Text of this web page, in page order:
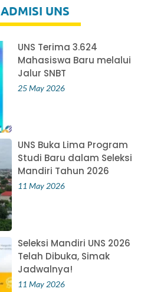
ADMISI UNS
UNS Terima 3.624
Mahasiswa Baru melalui
Jalur SNBT
25 May 2026
UNS Buka Lima Program
Studi Baru dalam Seleksi
Mandiri Tahun 2026
11 May 2026
Seleksi Mandiri UNS 2026
Telah Dibuka, Simak
Jadwalnya!
11 May 2026